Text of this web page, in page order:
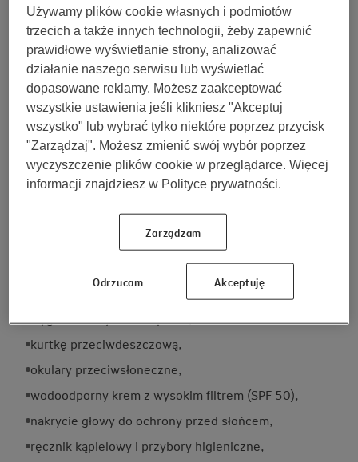
Podczas planowania, co zabrać nad morze latem,
uwzględnij czas trwania wycieczki, miejsce pobytu i
rekomendowany sposób spędzania wolnego czasu.
Nieco inną zawartość ma torba miłośnika pieszych
wycieczek i sportu oraz osoby, która zamierza przez
cały wyjazd odpoczywać na plaży. Dodatkowo
powinieneś też zapoznać się z prognozami pogody
– aura nad polskim morzem bywa kapryśna również
latem.
zestaw letnich ubrań i bieliznę na każdy dzień,
kurtkę przeciwdeszczową,
okulary przeciwsłoneczne,
wodoodporny krem z wysokim filtrem (SPF 50),
nakrycie głowy do ochrony przed słońcem,
ręcznik kąpielowy i przybory higieniczne,
Używamy plików cookie własnych i podmiotów
trzecich a także innych technologii, żeby zapewnić
prawidłowe wyświetlanie strony, analizować
działanie naszego serwisu lub wyświetlać
dopasowane reklamy. Możesz zaakceptować
wszystkie ustawienia jeśli klikniesz "Akceptuj
wszystko" lub wybrać tylko niektóre poprzez przycisk
"Zarządzaj". Możesz zmienić swój wybór poprzez
wyczyszczenie plików cookie w przeglądarce. Więcej
informacji znajdziesz w Polityce prywatności.
Zarządzam
Odrzucam Akceptuję